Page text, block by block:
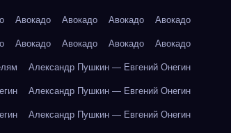
Авокадо Авокадо Авокадо Авокадо
Авокадо Авокадо Авокадо Авокадо
Александр Пушкин — Евгений Онегин
Александр Пушкин — Евгений Онегин
Александр Пушкин — Евгений Онегин